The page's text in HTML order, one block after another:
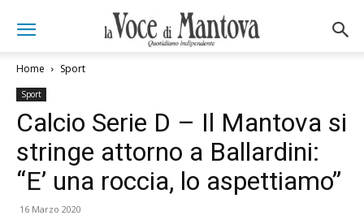
Home Sport
Sport
Calcio Serie D – Il Mantova si
stringe attorno a Ballardini:
“E’ una roccia, lo aspettiamo”
16 Marzo 2020